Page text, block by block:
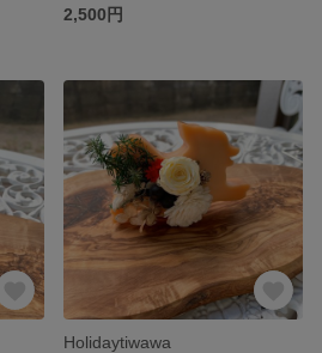
2,500円
Holidaytiwawa